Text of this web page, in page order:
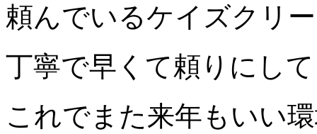
頼んでいるケイズクリ
丁寧で早くて頼りにし
これでまた来年もいい